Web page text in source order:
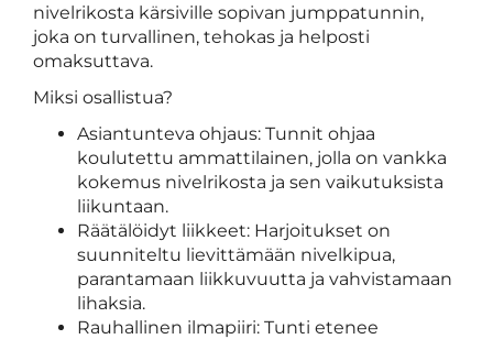
nivelrikosta kärsiville sopivan jumppatunnin,
joka on turvallinen, tehokas ja helposti
omaksuttava.
Miksi osallistua?
⁠Asiantunteva ohjaus: Tunnit ohjaa
koulutettu ammattilainen, jolla on vankka
kokemus nivelrikosta ja sen vaikutuksista
liikuntaan.
Räätälöidyt liikkeet: Harjoitukset on
suunniteltu lievittämään nivelkipua,
parantamaan liikkuvuutta ja vahvistamaan
lihaksia.
Rauhallinen ilmapiiri: Tunti etenee